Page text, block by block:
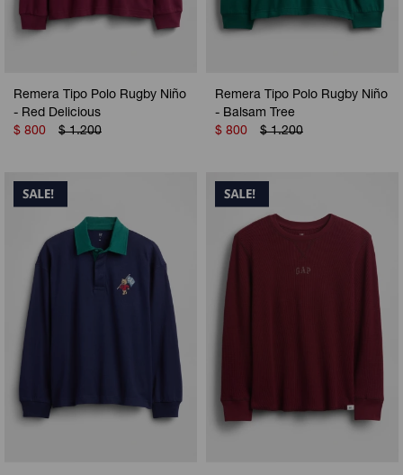
Remera Tipo Polo Rugby Niño
- Red Delicious
$ 800 $ 1.200
Remera Tipo Polo Rugby Niño
- Balsam Tree
$ 800 $ 1.200